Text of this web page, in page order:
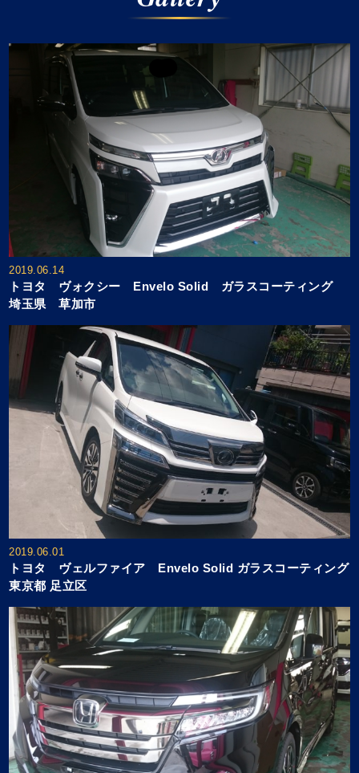
2019.06.14
トヨタ ヴォクシー Envelo Solid ガラスコーティング
埼玉県 草加市
2019.06.01
トヨタ ヴェルファイア Envelo Solid ガラスコーティング
東京都 足立区